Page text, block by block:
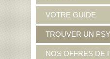
VOTRE GUIDE
TROUVER UN
NOS OFFRES DE